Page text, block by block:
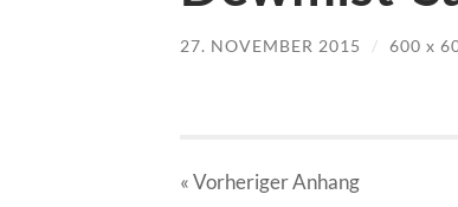
27. NOVEMBER 2015 / 600 x
« VorherigerAnhang